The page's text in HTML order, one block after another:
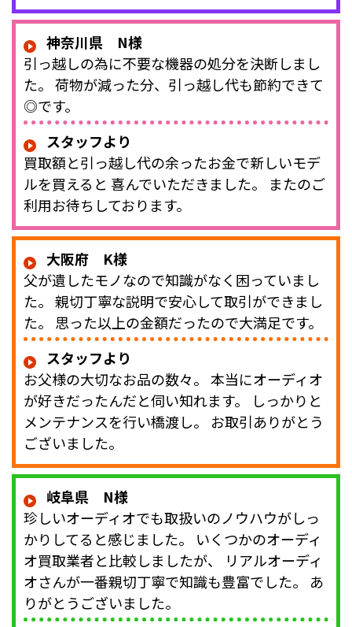
神奈川県 N様
引っ越しの為に不要な機器の処分を決断しまし
た。 荷物が減った分、引っ越し代も節約できて
◎です。
スタッフより
買取額と引っ越し代の余ったお金で新しいモデ
ルを買えると 喜んでいただきました。 またのご
利用お待ちしております。
大阪府 K様
父が遺したモノなので知識がなく困っていまし
た。 親切丁寧な説明で安心して取引ができまし
た。 思った以上の金額だったので大満足です。
スタッフより
お父様の大切なお品の数々。 本当にオーディオ
が好きだったんだと伺い知れます。 しっかりと
メンテナンスを行い橋渡し。 お取引ありがとう
ございました。
岐阜県 N様
珍しいオーディオでも取扱いのノウハウがしっ
かりしてると感じました。 いくつかのオーディ
オ買取業者と比較しましたが、 リアルオーディ
オさんが一番親切丁寧で知識も豊富でした。 あ
りがとうございました。